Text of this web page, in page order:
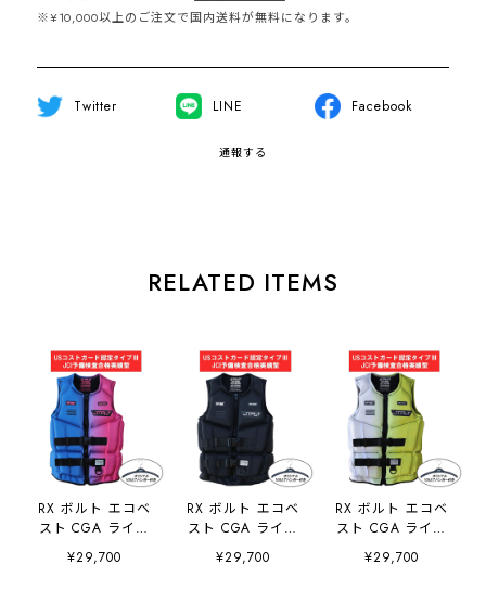
※¥10,000以上のご注文で国内送料が無料になります。
Twitter LINE Facebook
通報する
RELATED ITEMS
RX ボルト エコベ
スト CGA ライフ
ジャケット フロン
トエントリー ブル
¥29,700
RX ボルト エコベ
スト CGA ライフ
ジャケット フロン
トエントリー ブラ
¥29,700
RX ボルト エコベ
スト CGA ライフ
ジャケット フロン
トエントリー イエ
¥29,700